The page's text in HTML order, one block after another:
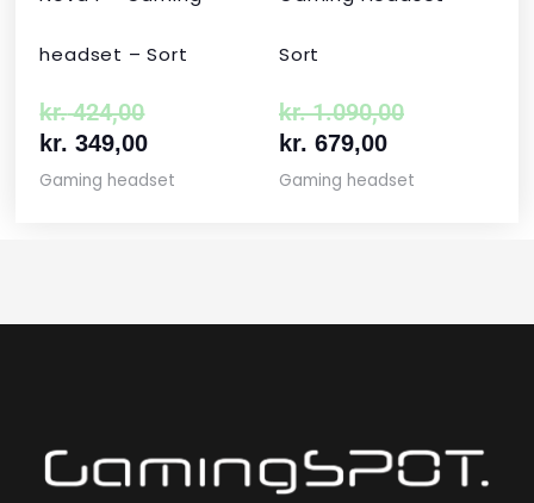
headset – Sort
kr.424,00
kr. 349,00
Gaming headset
Sort
kr.1.090,00
kr. 679,00
Gaming headset